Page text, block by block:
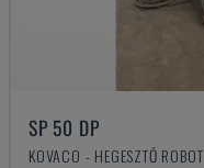
SP 50 DP
KOVACO - HEGESZTŐ ROBOT